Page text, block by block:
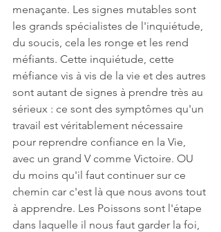
menaçante. Les signes mutables sont
les grands spécialistes de l'inquiétude,
du soucis, cela les ronge et les rend
méfiants. Cette inquiétude, cette
méfiance vis à vis de la vie et des autres
sont autant de signes à prendre très au
sérieux : ce sont des symptômes qu'un
travail est véritablement nécessaire
pour reprendre confiance en la Vie,
avec un grand V comme Victoire. OU
du moins qu'il faut continuer sur ce
chemin car c'est là que nous avons tout
à apprendre. Les Poissons sont l'étape
dans laquelle il nous faut garder la foi,